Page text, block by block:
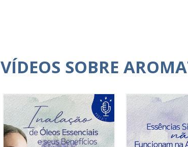
VÍDEOS SOBRE